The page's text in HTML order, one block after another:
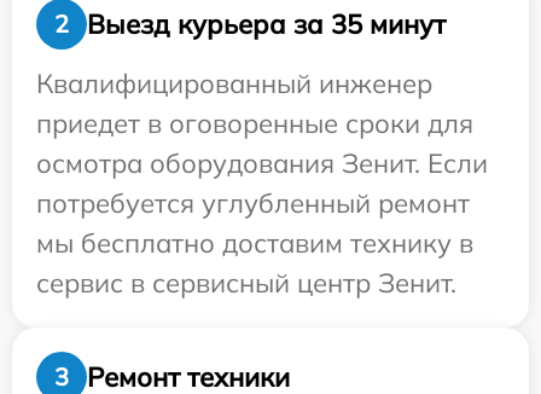
2
Выезд курьера за 35 минут
Квалифицированный инженер
приедет в оговоренные сроки для
осмотра оборудования Зенит. Если
потребуется углубленный ремонт
мы бесплатно доставим технику в
сервис в сервисный центр Зенит.
3 Ремонт техники